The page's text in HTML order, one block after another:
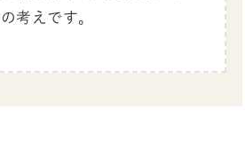
考えです。